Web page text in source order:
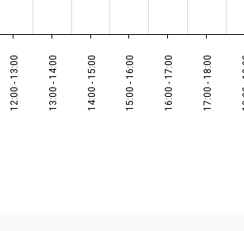
12:00 - 13:00 13:00 - 14:00 14:00 - 15:00 15:00 - 16:00 16:00 - 17:00 17:00 - 18:00